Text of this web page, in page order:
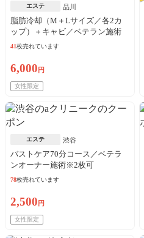
エステ 品川
脂肪冷却（M＋Lサイズ／各2カ
ップ）＋キャビ／ベテラン施術
41枚売れています
6,000 円
女性限定
エステ 渋谷
バストケア70分コース／ベテラ
ンオーナー施術※2枚可
78枚売れています
2,500 円
女性限定